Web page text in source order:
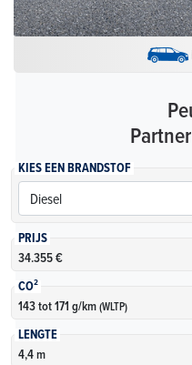
KIES EEN BRANDSTOF
PRIJS
34.355 €
CO²
143 tot 171 g/km(WLTP)
LENGTE
4,4 m